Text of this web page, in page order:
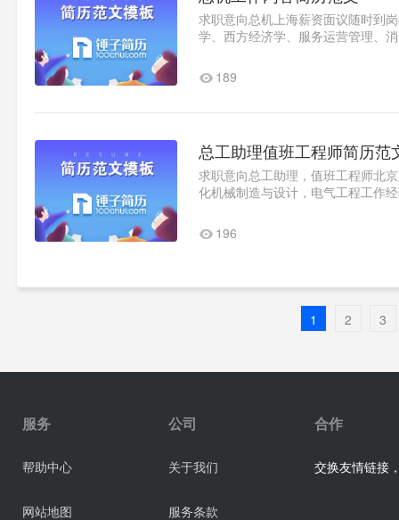
求职意向总机上海薪资面议随时到
学、西方经济学、服务运营管理、
189
总工助理值班工程师简历范
求职意向总工助理，值班工程师北
化机械制造与设计，电气工程工作
196
1 2 3
服务
帮助中心
网站地图
公司
关于我们
服务条款
合作
交换友情链接